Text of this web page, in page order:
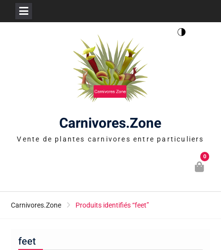
Carnivores.Zone
Vente de plantes carnivores entre particuliers
0
Carnivores.Zone Produits identifiés “feet”
feet